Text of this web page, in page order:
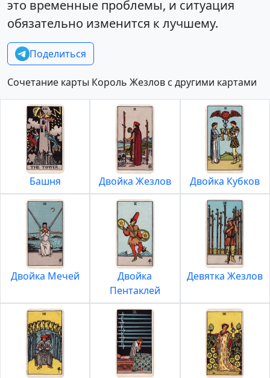
это временные проблемы, и ситуация
обязательно изменится к лучшему.
Поделиться
Сочетание карты Король Жезлов с другими картами
Башня Двойка Жезлов Двойка Кубков
Двойка Мечей
Двойка
Пентаклей
Девятка Жезлов